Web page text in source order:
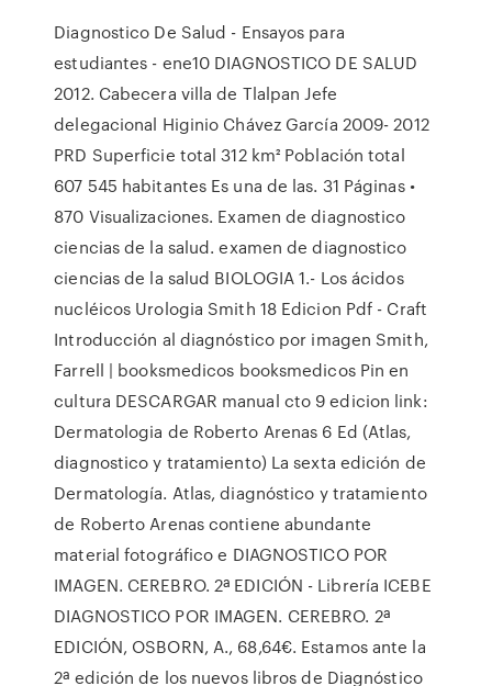
Diagnostico De Salud - Ensayos para
estudiantes - ene10 DIAGNOSTICO DE SALUD
2012. Cabecera villa de Tlalpan Jefe
delegacional Higinio Chávez García 2009- 2012
PRD Superficie total 312 km² Población total
607 545 habitantes Es una de las. 31 Páginas •
870 Visualizaciones. Examen de diagnostico
ciencias de la salud. examen de diagnostico
ciencias de la salud BIOLOGIA 1.- Los ácidos
nucléicos Urologia Smith 18 Edicion Pdf - Craft
Introducción al diagnóstico por imagen Smith,
Farrell | booksmedicos booksmedicos Pin en
cultura DESCARGAR manual cto 9 edicion link:
Dermatologia de Roberto Arenas 6 Ed (Atlas,
diagnostico y tratamiento) La sexta edición de
Dermatología. Atlas, diagnóstico y tratamiento
de Roberto Arenas contiene abundante
material fotográfico e DIAGNOSTICO POR
IMAGEN. CEREBRO. 2ª EDICIÓN - Librería ICEBE
DIAGNOSTICO POR IMAGEN. CEREBRO. 2ª
EDICIÓN, OSBORN, A., 68,64€. Estamos ante la
2ª edición de los nuevos libros de Diagnóstico